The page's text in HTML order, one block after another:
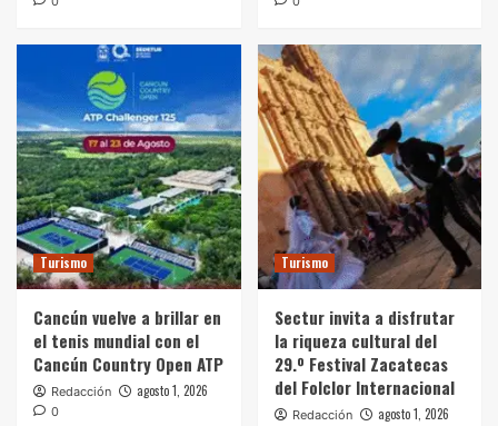
Turismo
Cancún vuelve a brillar en
el tenis mundial con el
Cancún Country Open ATP
Redacción agosto 1, 2026
0
Turismo
Sectur invita a disfrutar
la riqueza cultural del
29.º Festival Zacatecas
del Folclor Internacional
Redacción agosto 1, 2026